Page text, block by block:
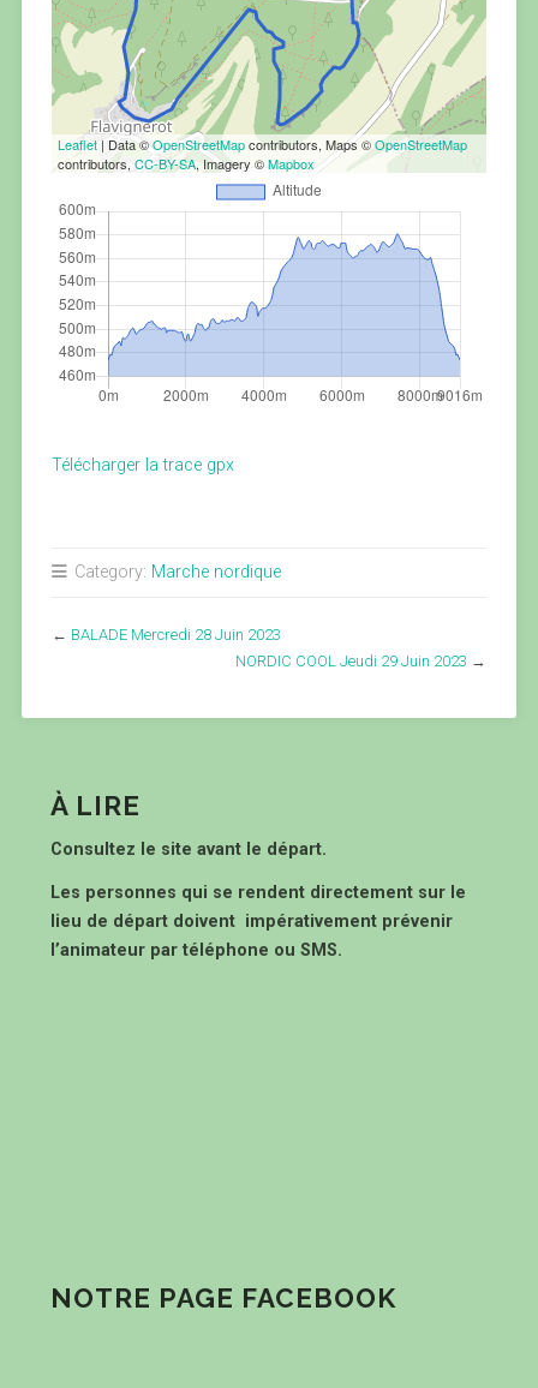
Leaflet| Data ©OpenStreetMapcontributors, Maps ©OpenStreetMap
contributors,CC-BY-SA, Imagery ©Mapbox
Télécharger la trace gpx
Category: Marche nordique
← BALADE Mercredi 28 Juin 2023
NORDIC COOL Jeudi 29 Juin 2023 →
À LIRE
Consultez le site avant le départ.
Les personnes qui se rendent directement sur le
lieu de départ doivent impérativement prévenir
l’animateur par téléphone ou SMS.
NOTRE PAGE FACEBOOK